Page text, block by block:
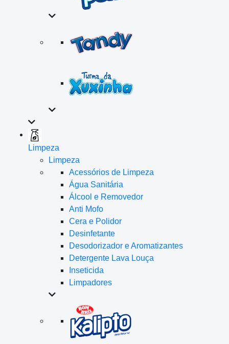
Limpeza
Limpeza
Acessórios de Limpeza
Água Sanitária
Álcool e Removedor
Anti Mofo
Cera e Polidor
Desinfetante
Desodorizador e Aromatizantes
Detergente Lava Louça
Inseticida
Limpadores